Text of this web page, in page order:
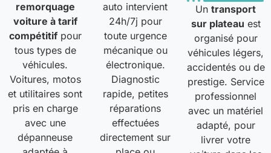
remorquage
voiture à tarif
compétitifpour
tous types de
véhicules.
Voitures, motos
et utilitaires sont
pris en charge
avec une
dépanneuse
auto intervient
24h/7j pour
toute urgence
mécanique ou
électronique.
Diagnostic
rapide, petites
réparations
effectuées
directement sur
Untransport
sur plateau est
organisé pour
véhicules légers,
accidentés ou de
prestige. Service
professionnel
avec un matériel
adapté, pour
livrer votre